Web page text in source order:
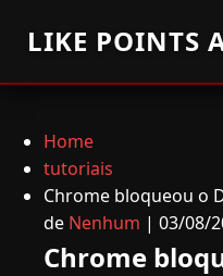
LIKE POINTS
Home
tutoriais
Chrome bloqueou o
de Nenhum | 03/08/
Chrome